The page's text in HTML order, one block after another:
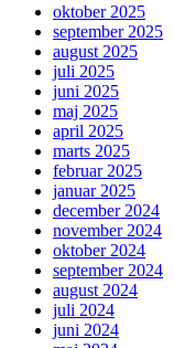
oktober 2025
september 2025
august 2025
juli 2025
juni 2025
maj 2025
april 2025
marts 2025
februar 2025
januar 2025
december 2024
november 2024
oktober 2024
september 2024
august 2024
juli 2024
juni 2024